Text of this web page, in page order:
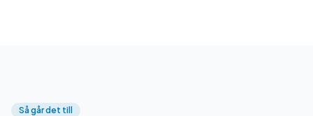
Så går det till